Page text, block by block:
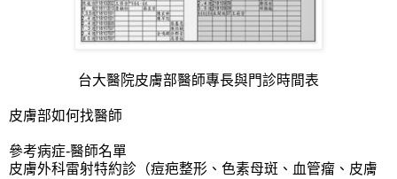
台大醫院皮膚部醫師專長與門診時間表
皮膚部如何找醫師
參考病症-醫師名單
皮膚外科雷射特約診（痘疤整形、色素母斑、血管瘤、皮膚